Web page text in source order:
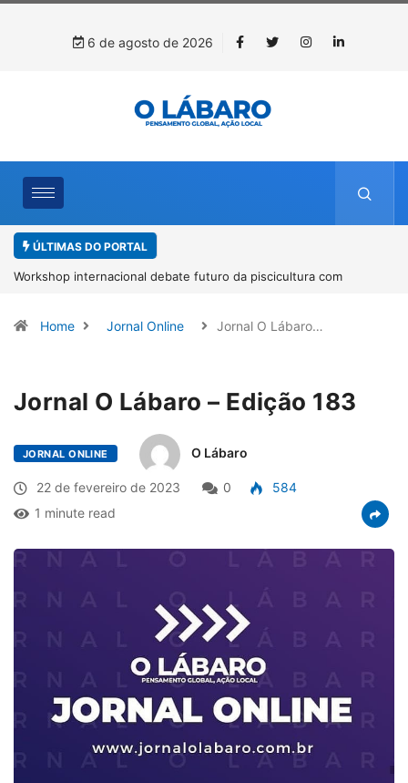
6 de agosto de 2026
ÚLTIMAS DO PORTAL
Workshop internacional debate futuro da piscicultura com
Home Jornal Online Jornal O Lábaro…
Jornal O Lábaro – Edição 183
JORNAL ONLINE O Lábaro
22 de fevereiro de 2023 0
584
1 minute read